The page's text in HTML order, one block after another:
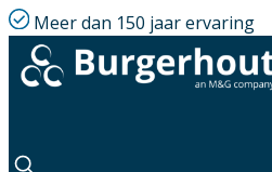
Meer dan 150 jaar ervaring